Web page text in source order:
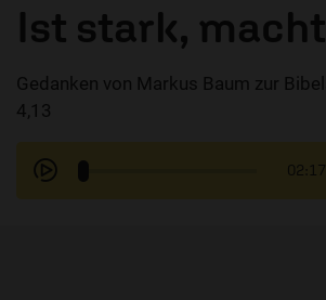
AUDIOTHEK
MITMACHEN
Ist stark,
Gedanken von Markus Baum zur
4,13
02:17